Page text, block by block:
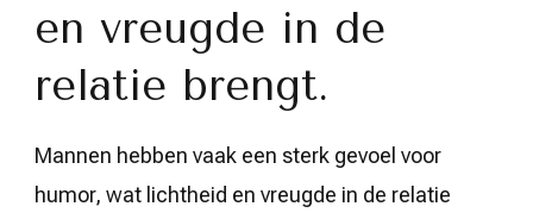
en vreugde in de
relatie brengt.
Mannen hebben vaak een sterk gevoel voor
humor, wat lichtheid en vreugde in de relatie